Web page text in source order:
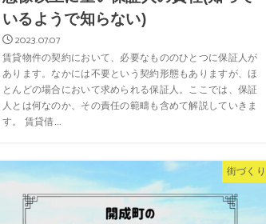
いるようで知らない)
2023.07.07
賃貸物件の契約において、必要なもののひとつに保証人が
あります。なかには不要という契約形態もありますが、ほ
とんどの場合において求められる保証人。ここでは、保証
人とは何なのか、その責任の範疇も含めて解説していきま
す。 賃貸借...
街づくり